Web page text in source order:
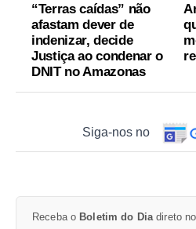
“Terras caídas” não
afastam dever de
indenizar, decide
Justiça ao condenar o
DNIT no Amazonas
Siga-nos no
Receba o Boletim do Dia direto